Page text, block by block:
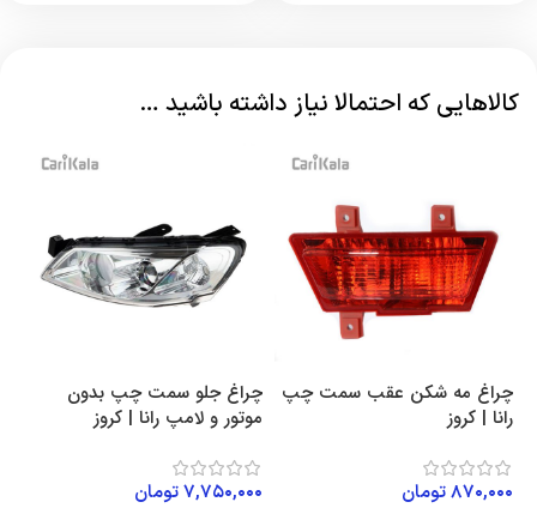
کالاهایی که احتمالا نیاز داشته باشید …
چراغ مه شکن عقب سمت چپ
رانا | کروز
۸۷۰,۰۰۰تومان
چراغ جلو سمت چپ بدون
موتور و لامپ رانا | کروز
۷,۷۵۰,۰۰۰تومان